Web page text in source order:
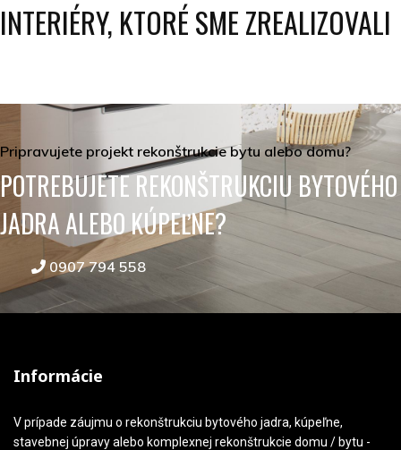
INTERIÉRY, KTORÉ SME ZREALIZOVALI
Pripravujete projekt rekonštrukcie bytu alebo domu?
POTREBUJETE REKONŠTRUKCIU BYTOVÉHO
JADRA ALEBO KÚPEĽNE?
0907 794 558
Informácie
V prípade záujmu o rekonštrukciu bytového jadra, kúpeľne,
stavebnej úpravy alebo komplexnej rekonštrukcie domu / bytu -